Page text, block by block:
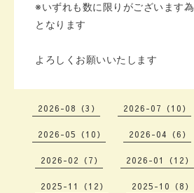
※いずれも数に限りがございます為
となります
よろしくお願いいたします
2026-08（3） 2026-07（10）
2026-05（10） 2026-04（6）
2026-02（7） 2026-01（12）
2025-11（12） 2025-10（8）